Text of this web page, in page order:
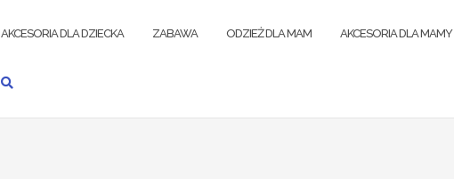
AKCESORIA DLA DZIECKA ZABAWA ODZIEŻ DLA MAM AKCESORIA DLA MAMY